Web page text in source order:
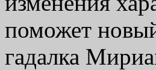
поможет
гадалка